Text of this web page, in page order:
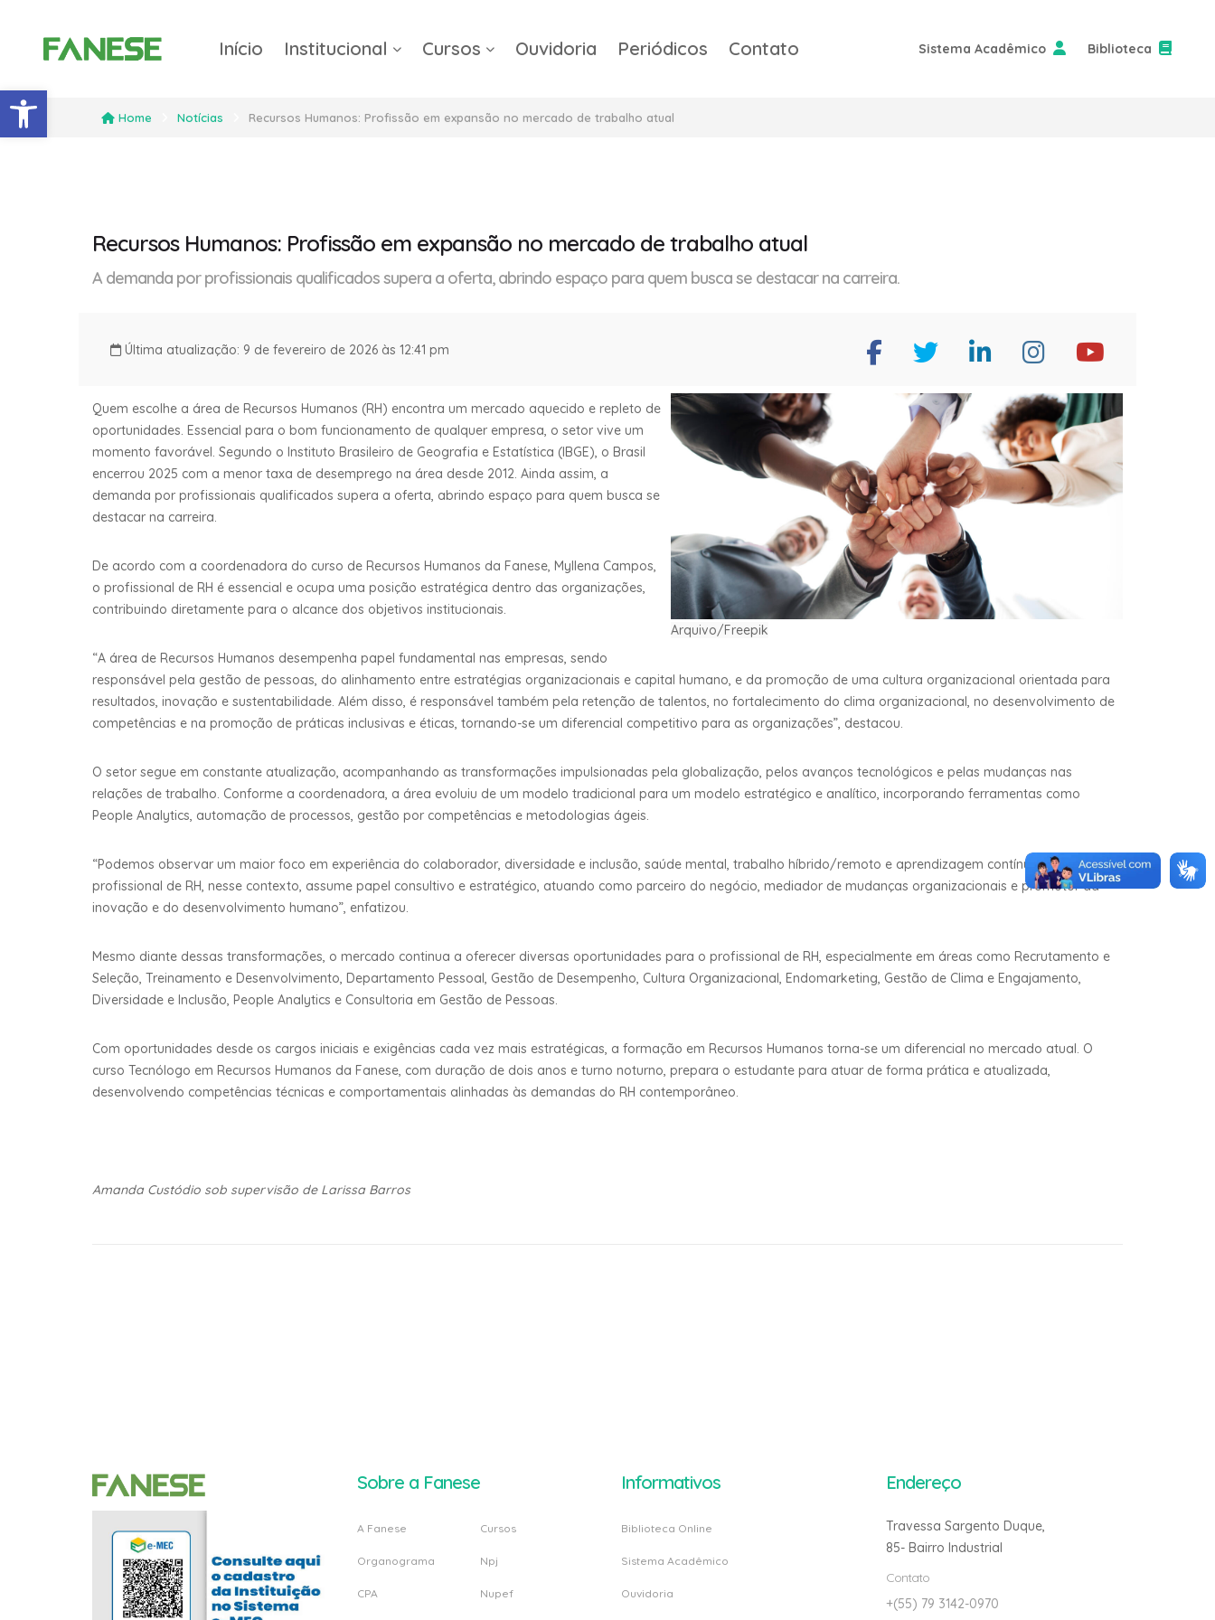
Barra de Ferramentas Aberta
Início Institucional Cursos Ouvidoria Periódicos Contato Sistema Acadêmico Biblioteca
Home Notícias Recursos Humanos: Profissão em expansão no mercado de trabalho atual
Recursos Humanos: Profissão em expansão no mercado de trabalho atual
A demanda por profissionais qualificados supera a oferta, abrindo espaço para quem busca se destacar na carreira.
Última atualização: 9 de fevereiro de 2026 às 12:41 pm
Arquivo/Freepik
Quem escolhe a área de Recursos Humanos (RH) encontra um mercado aquecido e repleto de
oportunidades. Essencial para o bom funcionamento de qualquer empresa, o setor vive um
momento favorável. Segundo o Instituto Brasileiro de Geografia e Estatística (IBGE), o Brasil
encerrou 2025 com a menor taxa de desemprego na área desde 2012. Ainda assim, a
demanda por profissionais qualificados supera a oferta, abrindo espaço para quem busca se
destacar na carreira.
De acordo com a coordenadora do curso de Recursos Humanos da Fanese, Myllena Campos,
o profissional de RH é essencial e ocupa uma posição estratégica dentro das organizações,
contribuindo diretamente para o alcance dos objetivos institucionais.
“A área de Recursos Humanos desempenha papel fundamental nas empresas, sendo
responsável pela gestão de pessoas, do alinhamento entre estratégias organizacionais e capital humano, e da promoção de uma cultura organizacional orientada para
resultados, inovação e sustentabilidade. Além disso, é responsável também pela retenção de talentos, no fortalecimento do clima organizacional, no desenvolvimento de
competências e na promoção de práticas inclusivas e éticas, tornando-se um diferencial competitivo para as organizações”, destacou.
O setor segue em constante atualização, acompanhando as transformações impulsionadas pela globalização, pelos avanços tecnológicos e pelas mudanças nas
relações de trabalho. Conforme a coordenadora, a área evoluiu de um modelo tradicional para um modelo estratégico e analítico, incorporando ferramentas como
People Analytics, automação de processos, gestão por competências e metodologias ágeis.
“Podemos observar um maior foco em experiência do colaborador, diversidade e inclusão, saúde mental, trabalho híbrido/remoto e aprendizagem contínua. O
profissional de RH, nesse contexto, assume papel consultivo e estratégico, atuando como parceiro do negócio, mediador de mudanças organizacionais e promotor da
inovação e do desenvolvimento humano”, enfatizou.
Mesmo diante dessas transformações, o mercado continua a oferecer diversas oportunidades para o profissional de RH, especialmente em áreas como Recrutamento e
Seleção, Treinamento e Desenvolvimento, Departamento Pessoal, Gestão de Desempenho, Cultura Organizacional, Endomarketing, Gestão de Clima e Engajamento,
Diversidade e Inclusão, People Analytics e Consultoria em Gestão de Pessoas.
Com oportunidades desde os cargos iniciais e exigências cada vez mais estratégicas, a formação em Recursos Humanos torna-se um diferencial no mercado atual. O
curso Tecnólogo em Recursos Humanos da Fanese, com duração de dois anos e turno noturno, prepara o estudante para atuar de forma prática e atualizada,
desenvolvendo competências técnicas e comportamentais alinhadas às demandas do RH contemporâneo.
Amanda Custódio sob supervisão de Larissa Barros
Sobre a Fanese
A Fanese
Organograma
CPA
Cursos
Npj
Nupef
Informativos
Biblioteca Online
Sistema Acadêmico
Ouvidoria
Endereço
Travessa Sargento Duque,
85- Bairro Industrial
Contato
+(55) 79 3142-0970